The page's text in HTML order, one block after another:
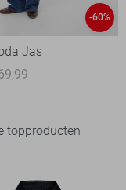
-60%
Jas
topproducten